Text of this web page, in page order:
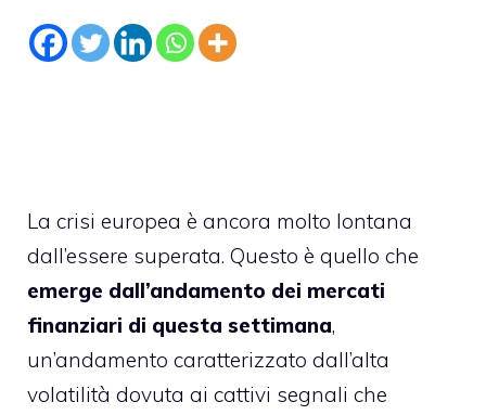
La crisi europea è ancora molto lontana
dall’essere superata. Questo è quello che
emerge dall’andamento dei mercati
finanziari di questa settimana,
un’andamento caratterizzato dall’alta
volatilità dovuta ai cattivi segnali che